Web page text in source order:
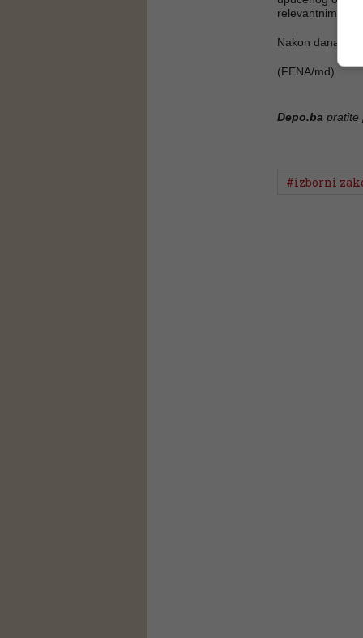
relevantnim
Nakon
(FENA/md)
Depo.ba pratite
#izborni